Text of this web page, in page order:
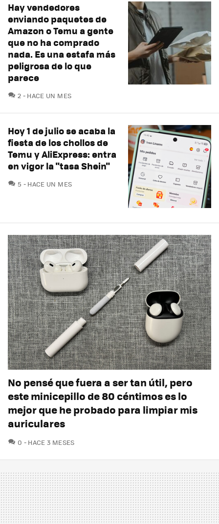
Hay vendedores
enviando paquetes de
Amazon o Temu a gente
que no ha comprado
nada. Es una estafa más
peligrosa de lo que
parece
2 COMENTARIOS
HACE UN MES
Hoy 1 de julio se acaba la
fiesta de los chollos de
Temu y AliExpress: entra
en vigor la "tasa Shein"
5 COMENTARIOS
HACE UN MES
No pensé que fuera a ser tan útil, pero
este minicepillo de 80 céntimos es lo
mejor que he probado para limpiar mis
auriculares
0 COMENTARIOS
HACE 3 MESES